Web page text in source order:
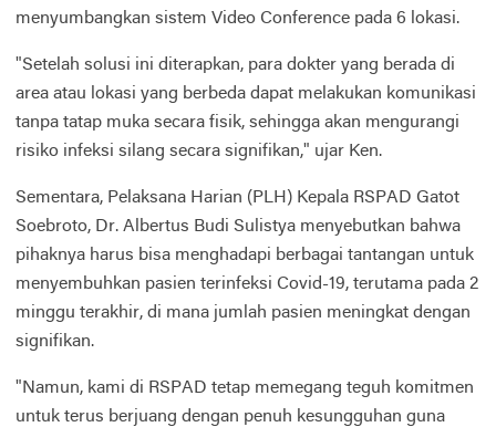
menyumbangkan sistem Video Conference pada 6 lokasi.
"Setelah solusi ini diterapkan, para dokter yang berada di
area atau lokasi yang berbeda dapat melakukan komunikasi
tanpa tatap muka secara fisik, sehingga akan mengurangi
risiko infeksi silang secara signifikan," ujar Ken.
Sementara, Pelaksana Harian (PLH) Kepala RSPAD Gatot
Soebroto, Dr. Albertus Budi Sulistya menyebutkan bahwa
pihaknya harus bisa menghadapi berbagai tantangan untuk
menyembuhkan pasien terinfeksi Covid-19, terutama pada 2
minggu terakhir, di mana jumlah pasien meningkat dengan
signifikan.
"Namun, kami di RSPAD tetap memegang teguh komitmen
untuk terus berjuang dengan penuh kesungguhan guna